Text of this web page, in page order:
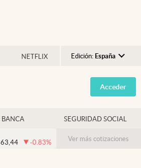
NETFLIX Edición: España
Argentina
España
USA
Colombia
Acceder
BANCA SEGURIDAD SOCIAL
-0.83% Ver más cotizaciones